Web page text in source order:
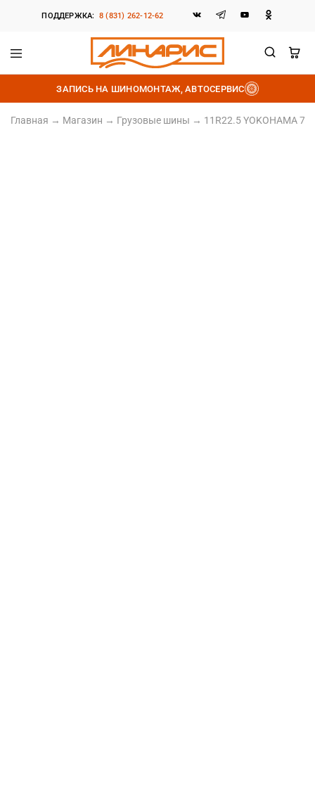
ПОДДЕРЖКА: 8 (831) 262-12-62
Линарис
Продажа
шин,
дисков
и
аккумуляторов
ЗАПИСЬ НА ШИНОМОНТАЖ, АВТОСЕРВИС
Главная → Магазин → Грузовые шины → 11R22.5 YOKOHAMA